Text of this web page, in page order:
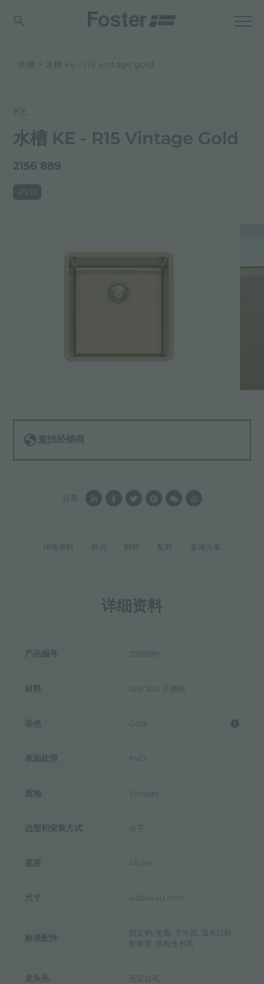
水槽 水槽 ke - r15 vintage gold
详细资料 特点 附件 配对 备择方案
详细资料
产品编号 2156889
材料 AISI 304 不锈钢
染色 Gold
表面处理 PVD
质地 Vintage
边型和安装方式 台下
底座 45 cm
尺寸 440x440 mm
标准配件
固定钩, 垫圈, 下水器, 溢水口和
虹吸管, 纸板盒包装
龙头孔 无定位孔
KE
水槽 KE - R15 Vintage Gold
2156 889
PVD
查找经销商
分享